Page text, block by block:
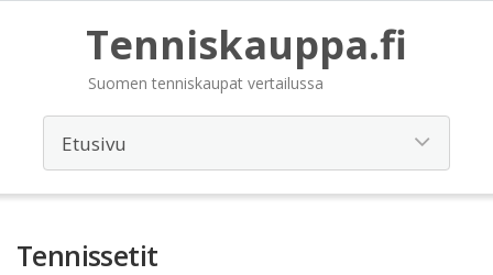
Tenniskauppa.fi
Suomen tenniskaupat vertailussa
Tennissetit